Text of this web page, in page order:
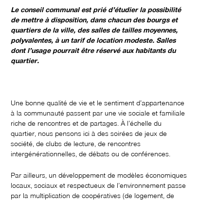
Le conseil communal est prié d’étudier la possibilité
de mettre à disposition, dans chacun des bourgs et
quartiers de la ville, des salles de tailles moyennes,
polyvalentes, à un tarif de location modeste. Salles
dont l’usage pourrait être réservé aux habitants du
quartier.
Une bonne qualité de vie et le sentiment d’appartenance
à la communauté passent par une vie sociale et familiale
riche de rencontres et de partages. À l’échelle du
quartier, nous pensons ici à des soirées de jeux de
société, de clubs de lecture, de rencontres
intergénérationnelles, de débats ou de conférences.
Par ailleurs, un développement de modèles économiques
locaux, sociaux et respectueux de l’environnement passe
par la multiplication de coopératives (de logement, de